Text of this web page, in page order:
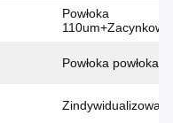
Powłoka
Powłoka powłoka